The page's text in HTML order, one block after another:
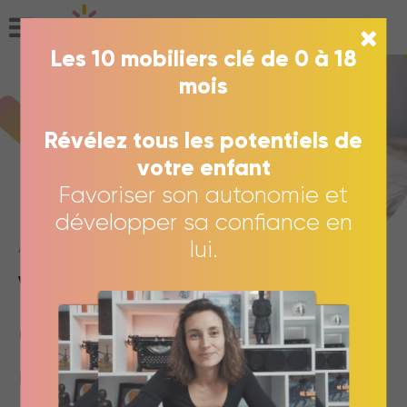
ATELIERS EN LIGNE
Vivre Montessori
au quotidien
Éduquer en pleine conscience
Les 10 mobiliers clé de 0 à 18
mois
Révélez tous les potentiels de
votre enfant
Favoriser son autonomie et
développer sa confiance en
lui.